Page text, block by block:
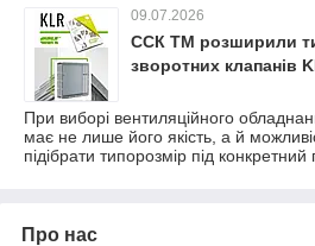
09.07.2026
ССК ТМ розширили
зворотних клапанів
При виборі вентиляційного
має не лише його якість, а й
підібрати типорозмір під конкретний
Про нас